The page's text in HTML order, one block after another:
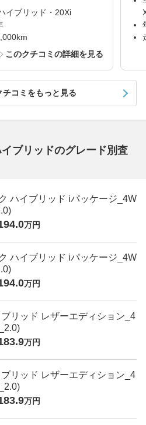
イブリッド・20Xi
このクチコミの詳細を見る
チコミをもっと見る
ブリッドのグレード別査
ハイブリッド iパッケージ_4W
万円
ハイブリッド iパッケージ_4W
万円
リッド レザーエディション_4
万円
リッド レザーエディション_4
万円